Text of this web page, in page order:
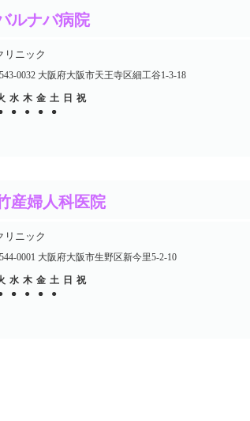
ルナバ病院
リニック
0032 大阪府大阪市天王寺区細工谷1-3-18
水 木 金 土 日 祝
● ● ● ●
● ● ●
産婦人科医院
リニック
0001 大阪府大阪市生野区新今里5-2-10
水 木 金 土 日 祝
● ● ● ●
● ●